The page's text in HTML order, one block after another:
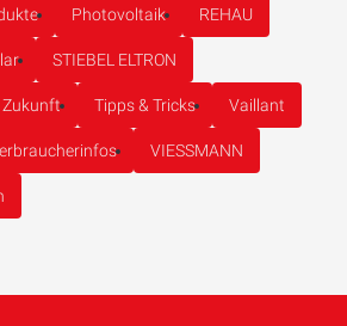
Photovoltaik REHAU
STIEBEL ELTRON
Zukunft Tipps & Tricks Vaillant
VIESSMANN